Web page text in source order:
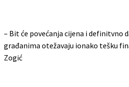
– Bit će povećanja cijena i definitvno
građanima otežavaju ionako tešku
Zogić